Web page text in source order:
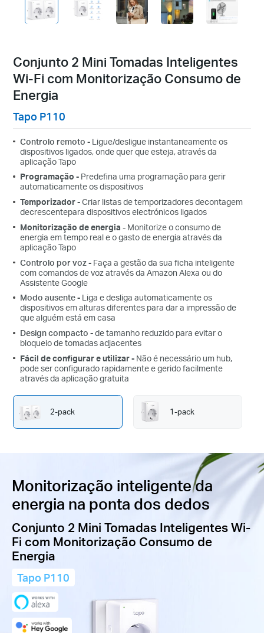
Conjunto 2 Mini Tomadas Inteligentes
Wi-Fi com Monitorização Consumo de
Energia
Tapo P110
Controlo remoto- Ligue/desligue instantaneamente os
dispositivos ligados, onde quer que esteja, através da
aplicação Tapo
Programação- Predefina uma programação para gerir
automaticamente os dispositivos
Temporizador-Criar listas detemporizadoresdecontagem
decrescentepara dispositivos electrónicos ligados
Monitorização de energia - Monitorize o consumo de
energia em tempo real e o gasto de energia através da
aplicação Tapo
Controlo por voz- Faça a gestão da suaficha inteligente
com comandos de voz através daAmazon Alexaou do
Assistente Google
Modo ausente- Liga e desliga automaticamente os
dispositivos em alturas diferentes para dar a impressão de
que alguém está em casa
Design compacto-de tamanho reduzido para evitaro
bloqueio de tomadas adjacentes
Fácil de configurar e utilizar- Não é necessário um hub,
pode ser configurado rapidamente e gerido facilmente
através da aplicação gratuita
2-pack 1-pack
Monitorização inteligente da
energia na ponta dos dedos
Conjunto 2 Mini Tomadas Inteligentes Wi-
Fi com Monitorização Consumo de
Energia
Tapo P110